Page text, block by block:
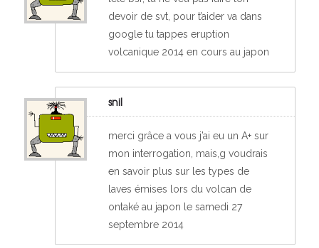
devoir de svt, pour t’aider va dans
google tu tappes eruption
volcanique 2014 en cours au japon
snil
merci grâce a vous j’ai eu un A+ sur
mon interrogation, mais,g voudrais
en savoir plus sur les types de
laves émises lors du volcan de
ontaké au japon le samedi 27
septembre 2014